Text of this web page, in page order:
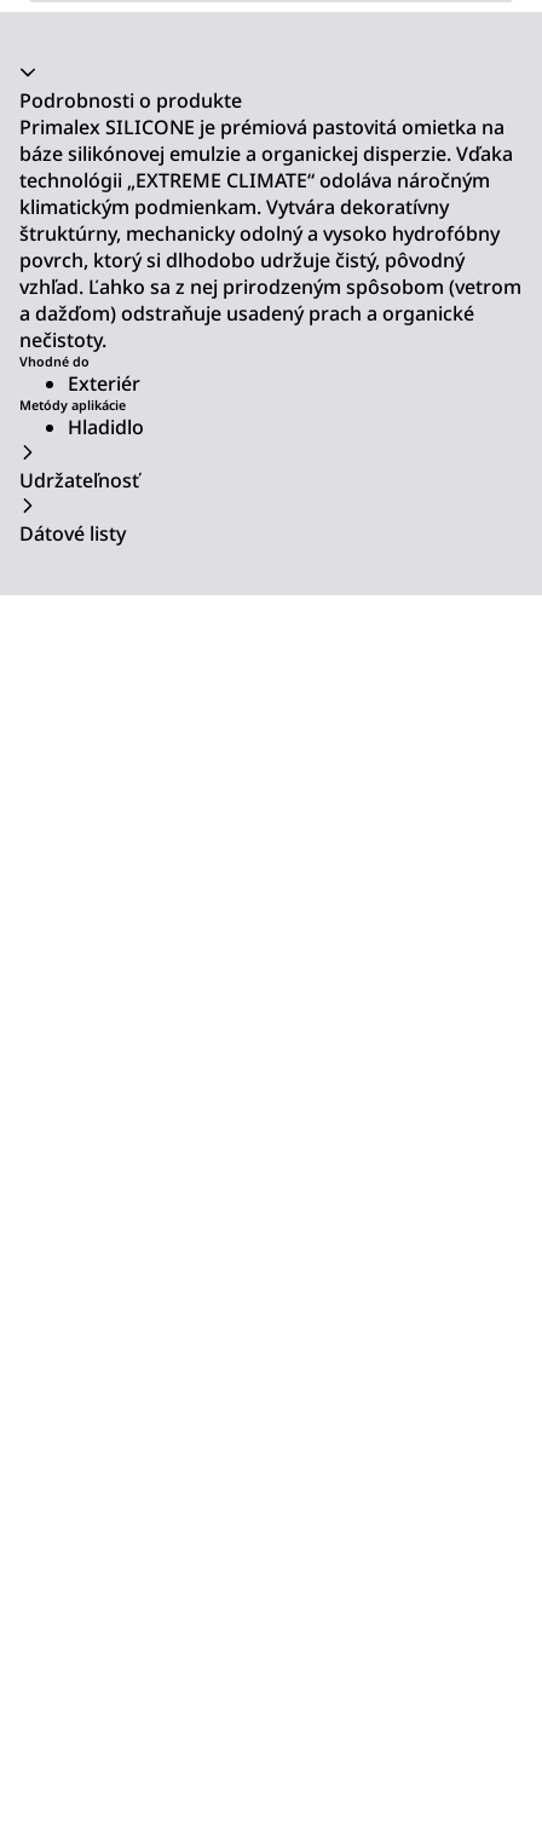
Akordeón sa zrútil
Podrobnosti o produkte
Primalex SILICONE je prémiová pastovitá omietka na
báze silikónovej emulzie a organickej disperzie. Vďaka
technológii „EXTREME CLIMATE“ odoláva náročným
klimatickým podmienkam. Vytvára dekoratívny
štruktúrny, mechanicky odolný a vysoko hydrofóbny
povrch, ktorý si dlhodobo udržuje čistý, pôvodný
vzhľad. Ľahko sa z nej prirodzeným spôsobom (vetrom
a dažďom) odstraňuje usadený prach a organické
nečistoty.
Vhodné do
Exteriér
Metódy aplikácie
Hladidlo
Udržateľnosť
Dátové listy